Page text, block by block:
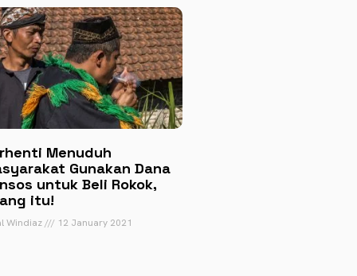
Menuduh
Gunakan Dana
untuk Beli Rokok,
itu!
Windiaz 12 January 2021